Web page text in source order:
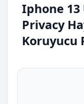
Iphone
Privacy
Koruyucu